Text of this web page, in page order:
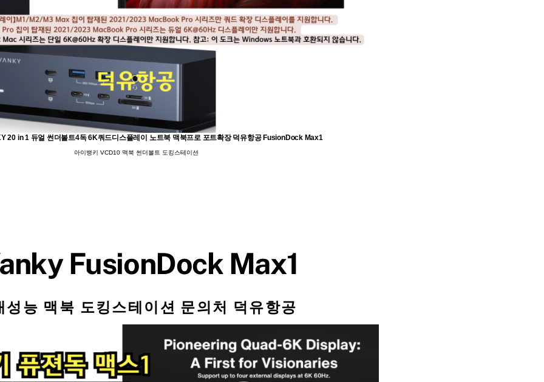
20 in 1 듀얼 썬더볼트4독 6K쿼드디스플레이 노트북 맥북프로 포트확장 덕유항공 FusionDock Max1
아이뱅키 VCD10 맥북 썬더볼트 도킹스테이션
FusionDock Max1
성능 맥북 도킹스테이션 문의처 덕유항공